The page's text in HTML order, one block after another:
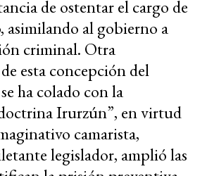
de ostentar el cargo de
asimilando al gobierno a
criminal. Otra
esta concepción del
ha colado con la
Irurzún”, en virtud
camarista,
legislador, amplió las